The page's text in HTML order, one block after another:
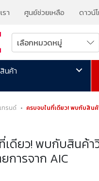
า ศูนย์ช่วยเหลือ ดาวน์
นค้า
ทรนด์ • ครบจบในที่เดียว! พบกับสิน
เดียว! พบกับสินค้
การจาก AIC